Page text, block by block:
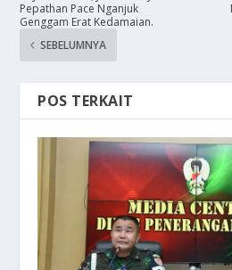
Pepathan Pace Nganjuk
Genggam Erat Kedamaian.
SEBELUMNYA
POS TERKAIT